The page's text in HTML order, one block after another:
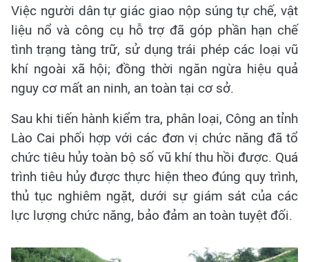
Việc người dân tự giác giao nộp súng tự chế, vật
liệu nổ và công cụ hỗ trợ đã góp phần hạn chế
tình trạng tàng trữ, sử dụng trái phép các loại vũ
khí ngoài xã hội; đồng thời ngăn ngừa hiệu quả
nguy cơ mất an ninh, an toàn tại cơ sở.
Sau khi tiến hành kiểm tra, phân loại, Công an tỉnh
Lào Cai phối hợp với các đơn vị chức năng đã tổ
chức tiêu hủy toàn bộ số vũ khí thu hồi được. Quá
trình tiêu hủy được thực hiện theo đúng quy trình,
thủ tục nghiêm ngặt, dưới sự giám sát của các
lực lượng chức năng, bảo đảm an toàn tuyệt đối.